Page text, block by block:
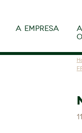
A EMPRESA